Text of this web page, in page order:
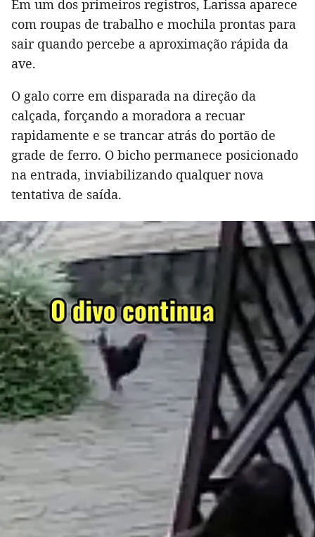
Em um dos primeiros registros, Larissa aparece
com roupas de trabalho e mochila prontas para
sair quando percebe a aproximação rápida da
ave.
O galo corre em disparada na direção da
calçada, forçando a moradora a recuar
rapidamente e se trancar atrás do portão de
grade de ferro. O bicho permanece posicionado
na entrada, inviabilizando qualquer nova
tentativa de saída.